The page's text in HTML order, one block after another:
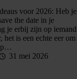
voor 2026: Heb je
the date in je
je erbij zijn op iemand
is een echte eer om
31 mei 2026